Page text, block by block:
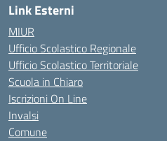
Link Esterni
MIUR
Ufficio Scolastico Regionale
Ufficio Scolastico Territoriale
Scuola in Chiaro
Iscrizioni On Line
Invalsi
Comune